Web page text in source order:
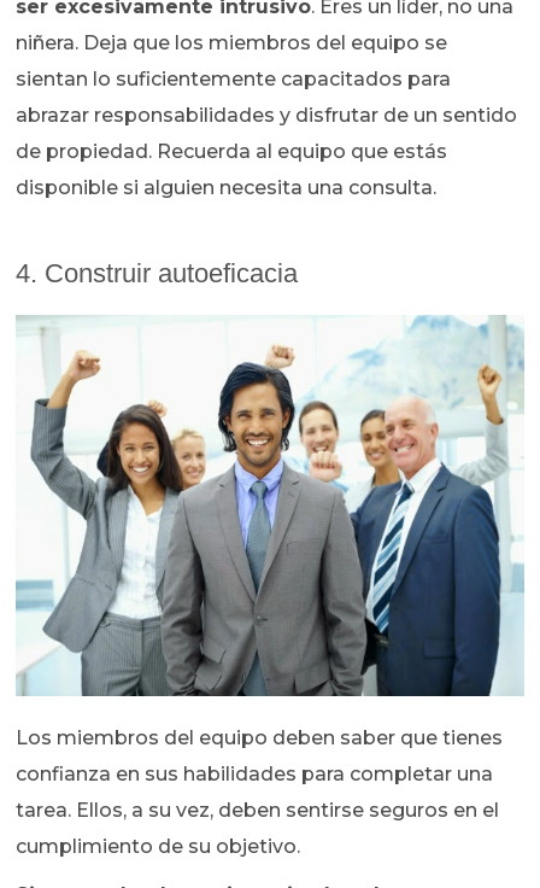
ser excesivamente intrusivo. Eres un líder, no una
niñera. Deja que los miembros del equipo se
sientan lo suficientemente capacitados para
abrazar responsabilidades y disfrutar de un sentido
de propiedad. Recuerda al equipo que estás
disponible si alguien necesita una consulta.
4. Construir autoeficacia
Los miembros del equipo deben saber que tienes
confianza en sus habilidades para completar una
tarea. Ellos, a su vez, deben sentirse seguros en el
cumplimiento de su objetivo.